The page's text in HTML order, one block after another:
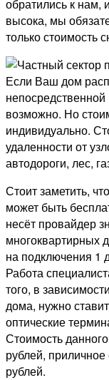
обратились к нам,
высока, мы
только стоимость
Если Ваш дом
возможно. Но
индивидуально.
удаленности от
автодороги, лес,
Стоит заметить,
может быть
несёт провайдер
многоквартирных
на подключения 1
Работа
того, в
дома, нужно
оптические
Стоимость
рублей,
рублей.